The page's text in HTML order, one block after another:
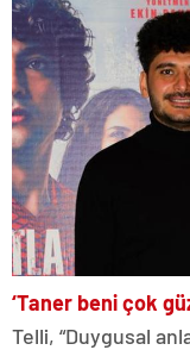
‘Taner beni çok
Telli, “Duygusal